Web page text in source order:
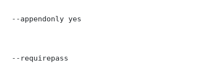
--appendonly yes
--requirepass